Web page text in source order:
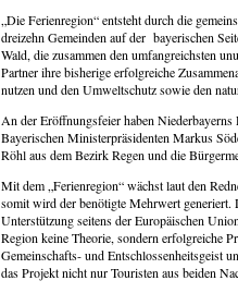
„Die Ferienregion“ entsteht durch die
dreizehn Gemeinden auf der bayerischen
Wald, die zusammen den umfangreichsten
Partner ihre bisherige erfolgreiche
nutzen und den Umweltschutz sowie den
An der Eröffnungsfeier haben
Bayerischen Ministerpräsidenten Markus
Röhl aus dem Bezirk Regen und die
Mit dem „Ferienregion“ wächst laut den
somit wird der benötigte Mehrwert
Unterstützung seitens der Europäischen
Region keine Theorie, sondern erfolgreiche
Gemeinschafts- und Entschlossenheitsgeist
das Projekt nicht nur Touristen aus beiden